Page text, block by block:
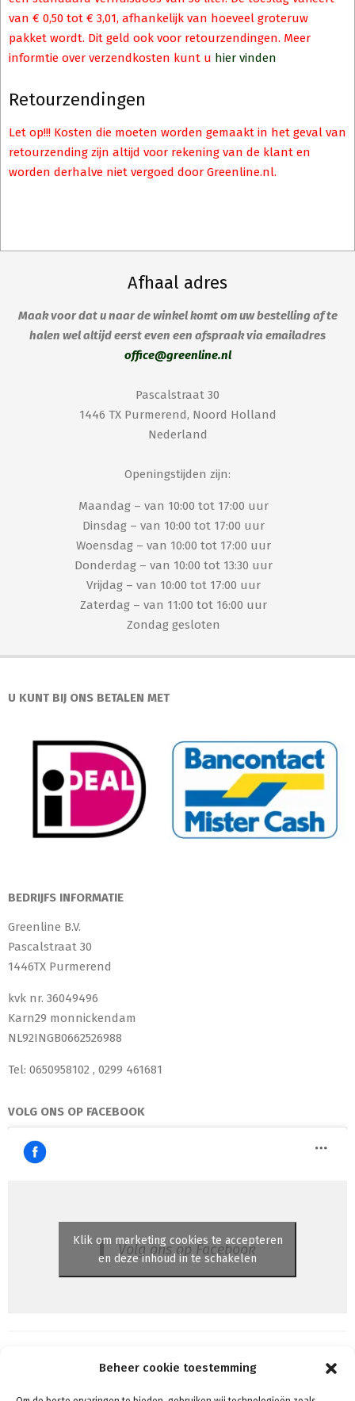
Beheer cookie toestemming
van € 0,50 tot € 3,01, afhankelijk van hoeveel groteruw
pakket wordt. Dit geld ook voor retourzendingen. Meer
informtie over verzendkosten kunt u hier vinden
Retourzendingen
Let op!!! Kosten die moeten worden gemaakt in het geval van
retourzending zijn altijd voor rekening van de klant en
worden derhalve niet vergoed door Greenline.nl.
Afhaal adres
Maak voor dat u naar de winkel komt om uw bestelling af te
halen wel altijd eerst even een afspraak via emailadres
office@greenline.nl
Pascalstraat 30
1446 TX Purmerend, Noord Holland
Nederland
Openingstijden zijn:
Maandag – van 10:00 tot 17:00 uur
Dinsdag – van 10:00 tot 17:00 uur
Woensdag – van 10:00 tot 17:00 uur
Donderdag – van 10:00 tot 13:30 uur
Vrijdag – van 10:00 tot 17:00 uur
Zaterdag – van 11:00 tot 16:00 uur
Zondag gesloten
U KUNT BIJ ONS BETALEN MET
BEDRIJFS INFORMATIE
Greenline B.V.
Pascalstraat 30
1446TX Purmerend
kvk nr. 36049496
Karn29 monnickendam
NL92INGB0662526988
Tel: 0650958102 , 0299 461681
VOLG ONS OP FACEBOOK
Volg ons op Facebook
Klik om marketing cookies te accepteren
en deze inhoud in te schakelen